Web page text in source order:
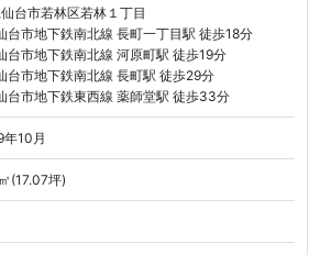
台市若林区若林１丁目
台市地下鉄南北線 長町一丁目駅 徒歩18分
台市地下鉄南北線 河原町駅 徒歩19分
台市地下鉄南北線 長町駅 徒歩29分
台市地下鉄東西線 薬師堂駅 徒歩33分
10月
(17.07坪)